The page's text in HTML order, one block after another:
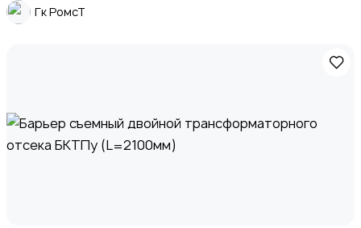
Гк РомсТ